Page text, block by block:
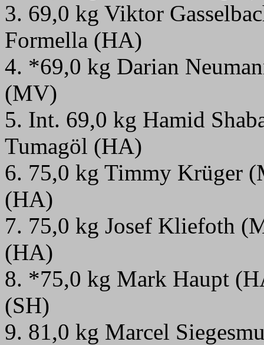
3. 69,0 kg Viktor
Formella (HA)
4. *69,0 kg Darian
(MV)
5. Int. 69,0 kg Hamid
Tumagöl (HA)
6. 75,0 kg Timmy Krüger
(HA)
7. 75,0 kg Josef Kliefoth
(HA)
8. *75,0 kg Mark Haupt
(SH)
9. 81,0 kg Marcel